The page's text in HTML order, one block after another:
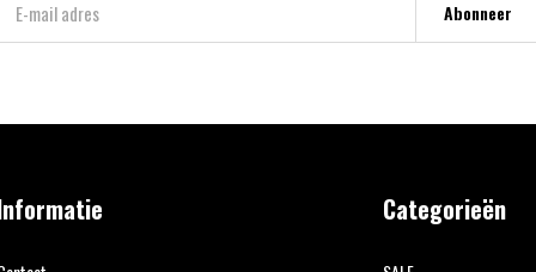
Abonneer
Categorieën